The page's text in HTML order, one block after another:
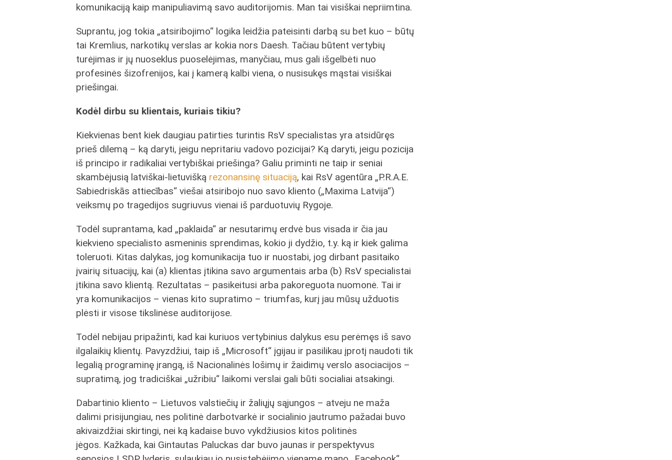
komunikaciją kaip manipuliavimą savo auditorijomis. Man tai visiškai nepriimtina.
Suprantu, jog tokia „atsiribojimo“ logika leidžia pateisinti darbą su bet kuo – būtų
tai Kremlius, narkotikų verslas ar kokia nors Daesh. Tačiau būtent vertybių
turėjimas ir jų nuoseklus puoselėjimas, manyčiau, mus gali išgelbėti nuo
profesinės šizofrenijos, kai į kamerą kalbi viena, o nusisukęs mąstai visiškai
priešingai.
Kodėl dirbu su klientais, kuriais tikiu?
Kiekvienas bent kiek daugiau patirties turintis RsV specialistas yra atsidūręs
prieš dilemą – ką daryti, jeigu nepritariu vadovo pozicijai? Ką daryti, jeigu pozicija
iš principo ir radikaliai vertybiškai priešinga? Galiu priminti ne taip ir seniai
skambėjusią latviškai-lietuvišką rezonansinę situaciją, kai RsV agentūra „P.R.A.E.
Sabiedriskās attiecības“ viešai atsiribojo nuo savo kliento („Maxima Latvija“)
veiksmų po tragedijos sugriuvus vienai iš parduotuvių Rygoje.
Todėl suprantama, kad „paklaida“ ar nesutarimų erdvė bus visada ir čia jau
kiekvieno specialisto asmeninis sprendimas, kokio ji dydžio, t.y. ką ir kiek galima
toleruoti. Kitas dalykas, jog komunikacija tuo ir nuostabi, jog dirbant pasitaiko
įvairių situacijų, kai (a) klientas įtikina savo argumentais arba (b) RsV specialistai
įtikina savo klientą. Rezultatas – pasikeitusi arba pakoreguota nuomonė. Tai ir
yra komunikacijos – vienas kito supratimo – triumfas, kurį jau mūsų užduotis
plėsti ir visose tikslinėse auditorijose.
Todėl nebijau pripažinti, kad kai kuriuos vertybinius dalykus esu perėmęs iš savo
ilgalaikių klientų. Pavyzdžiui, taip iš „Microsoft“ įgijau ir pasilikau įprotį naudoti tik
legalią programinę įrangą, iš Nacionalinės lošimų ir žaidimų verslo asociacijos –
supratimą, jog tradiciškai „užribiu“ laikomi verslai gali būti socialiai atsakingi.
Dabartinio kliento – Lietuvos valstiečių ir žaliųjų sąjungos – atveju ne maža
dalimi prisijungiau, nes politinė darbotvarkė ir socialinio jautrumo pažadai buvo
akivaizdžiai skirtingi, nei ką kadaise buvo vykdžiusios kitos politinės
jėgos. Kažkada, kai Gintautas Paluckas dar buvo jaunas ir perspektyvus